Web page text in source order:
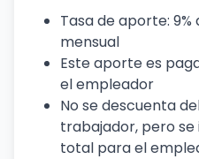
Tasa de aporte:
mensual
Este aporte es
el empleador
No se descuenta
trabajador, pero
total para el